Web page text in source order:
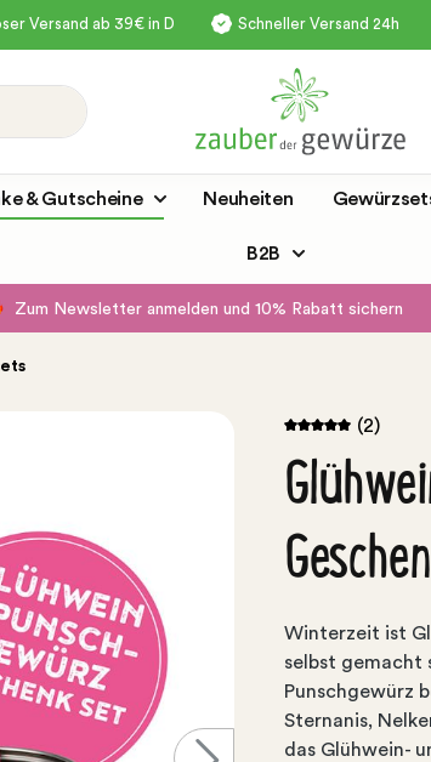
Versand ab 39€ in D Schneller Versand 24h
& Gutscheine Neuheiten
B2B
Zum Newsletter anmelden und 10% Rabatt sichern
(2)
Winterzeit ist
selbst gemacht
Punschgewürz
Sternanis,
das Glühwein-